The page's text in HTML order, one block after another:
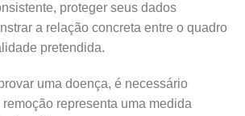
proteger seus dados
a relação concreta entre o quadro
pretendida.
uma doença, é necessário
remoção representa uma medida